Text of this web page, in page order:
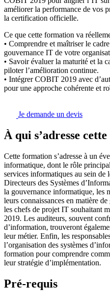
améliorer la performance de vos
la certification officielle.
Ce que cette formation va
• Comprendre et maîtriser le
gouvernance IT de votre
• Savoir évaluer la maturité et la
piloter l’amélioration continue.
• Intégrer COBIT 2019 avec
pour une approche cohérente et
Je demande un devis
À qui s’adresse
Cette formation s’adresse à un
informatique, dont le rôle
services informatiques au sein
Directeurs des Systèmes
la gouvernance informatique, les
leurs connaissances en matière
les chefs de projet IT souhaitant
2019. Les auditeurs, souvent
d’information, trouveront
leur métier. Enfin, les
l’organisation des systèmes
formation pour comprendre
leur stratégie d’implémentation.
Pré-requis